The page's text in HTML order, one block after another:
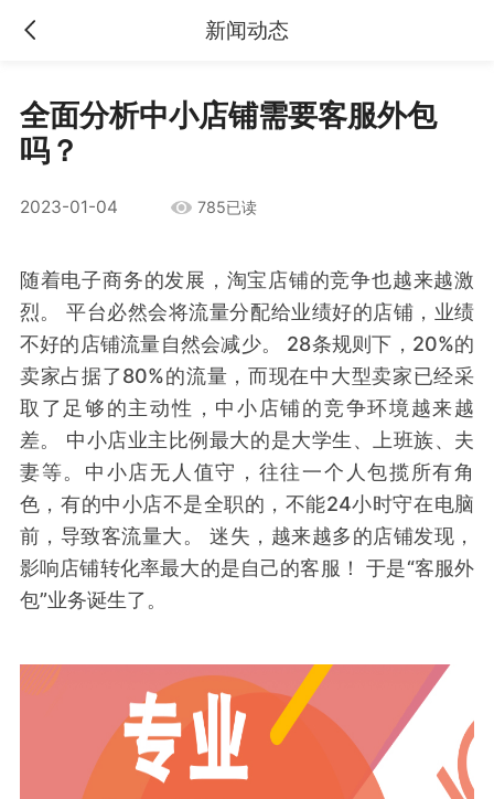
新闻动态
全面分析中小店铺需要客服外包
吗？
2023-01-04 785已读
随着电子商务的发展，淘宝店铺的竞争也越来越激
烈。 平台必然会将流量分配给业绩好的店铺，业绩
不好的店铺流量自然会减少。 28条规则下，20%的
卖家占据了80%的流量，而现在中大型卖家已经采
取了足够的主动性，中小店铺的竞争环境越来越
差。 中小店业主比例最大的是大学生、上班族、夫
妻等。中小店无人值守，往往一个人包揽所有角
色，有的中小店不是全职的，不能24小时守在电脑
前，导致客流量大。 迷失，越来越多的店铺发现，
影响店铺转化率最大的是自己的客服！ 于是“客服外
包”业务诞生了。